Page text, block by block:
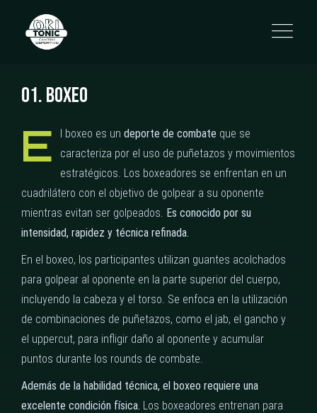
01.BOXEO
E l boxeo es un deporte de combate que se
caracteriza por el uso de puñetazos y movimientos
estratégicos. Los boxeadores se enfrentan en un
cuadrilátero con el objetivo de golpear a su oponente
mientras evitan ser golpeados. Es conocido por su
intensidad, rapidez y técnica refinada.
En el boxeo, los participantes utilizan guantes acolchados
para golpear al oponente en la parte superior del cuerpo,
incluyendo la cabeza y el torso. Se enfoca en la utilización
de combinaciones de puñetazos, como el jab, el gancho y
el uppercut, para infligir daño al oponente y acumular
puntos durante los rounds de combate.
Además de la habilidad técnica, el boxeo requiere una
excelente condición física. Los boxeadores entrenan para